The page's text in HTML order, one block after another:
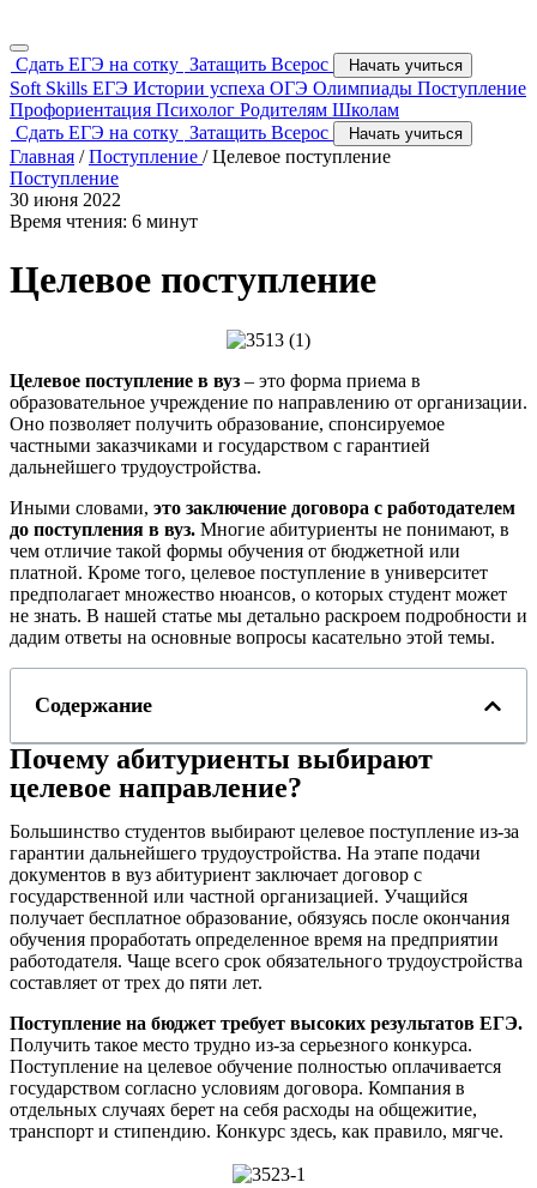
Сдать ЕГЭ на сотку Затащить Всерос Начать учиться
Soft Skills ЕГЭ Истории успеха ОГЭ Олимпиады Поступление
Профориентация Психолог Родителям Школам
Сдать ЕГЭ на сотку Затащить Всерос Начать учиться
Главная / Поступление /Целевое поступление
Поступление
30 июня 2022
Время чтения: 6 минут
Целевое поступление
Целевое поступление в вуз – это форма приема в
образовательное учреждение по направлению от организации.
Оно позволяет получить образование, спонсируемое
частными заказчиками и государством с гарантией
дальнейшего трудоустройства.
Иными словами, это заключение договора с работодателем
до поступления в вуз. Многие абитуриенты не понимают, в
чем отличие такой формы обучения от бюджетной или
платной. Кроме того, целевое поступление в университет
предполагает множество нюансов, о которых студент может
не знать. В нашей статье мы детально раскроем подробности и
дадим ответы на основные вопросы касательно этой темы.
Содержание
Почему абитуриенты выбирают
целевое направление?
Большинство студентов выбирают целевое поступление из-за
гарантии дальнейшего трудоустройства. На этапе подачи
документов в вуз абитуриент заключает договор с
государственной или частной организацией. Учащийся
получает бесплатное образование, обязуясь после окончания
обучения проработать определенное время на предприятии
работодателя. Чаще всего срок обязательного трудоустройства
составляет от трех до пяти лет.
Поступление на бюджет требует высоких результатов ЕГЭ.
Получить такое место трудно из-за серьезного конкурса.
Поступление на целевое обучение полностью оплачивается
государством согласно условиям договора. Компания в
отдельных случаях берет на себя расходы на общежитие,
транспорт и стипендию. Конкурс здесь, как правило, мягче.